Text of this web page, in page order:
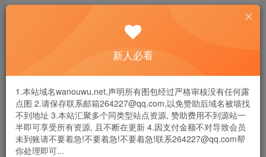
- 百度网盘提示提取码错误，请更换浏览器重试，这是百度网盘版本问
- 遇见解压密码不对、无法解压，请查看
- 资源失效/充值未到账/账号解禁...等问题请《提交工单》
新人必看
1.本站域名wanouwu.net,声明所有图包经过严格审核没有任何露
点图 2.请保存联系邮箱264227@qq.com,以免赞助后域名被墙找
不到地址 3.本站汇聚多个同类型站点资源, 赞助费用不到源站一
半即可享受所有资源, 且不断在更新 4.因支付金额不对导致会员
未到账请不要着急!不要着急!不要着急!联系264227@qq.com帮
你处理即可...